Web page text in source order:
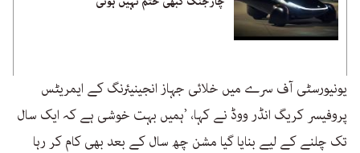
یونیورسٹی آف سرے میں خلائی جہاز انجینیئرنگ کے ایمریٹس
پروفیسر کریگ انڈر ووڈ نے کہا، ’ہمیں بہت خوشی ہے کہ ایک سال
تک چلنے کے لیے بنایا گیا مشن چھ سال کے بعد بھی کام کر رہا